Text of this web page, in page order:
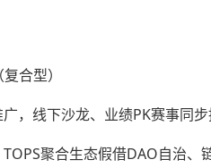
合型）
，线下沙龙、业绩PK赛事同
聚合生态假借DAO自治、